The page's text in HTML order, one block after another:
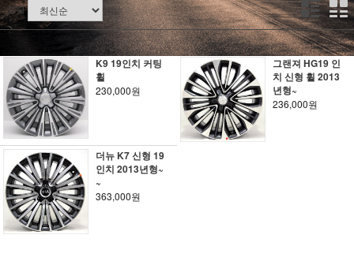
정렬
K9 19인치 커팅
휠
230,000원
그랜져 HG19 인
치 신형 휠 2013
년형~
236,000원
더뉴 K7 신형 19
인치 2013년형~
~
363,000원